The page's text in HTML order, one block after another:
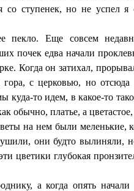
со ступенек, но не успел я
пекло. Еще совсем
почек едва начали
Когда он затихал,
с церковью, но
куда-то идем, в какое-то
обычно, платье, а
на нем были
они будто вылиняли,
цветики глубокая
а когда опять начали